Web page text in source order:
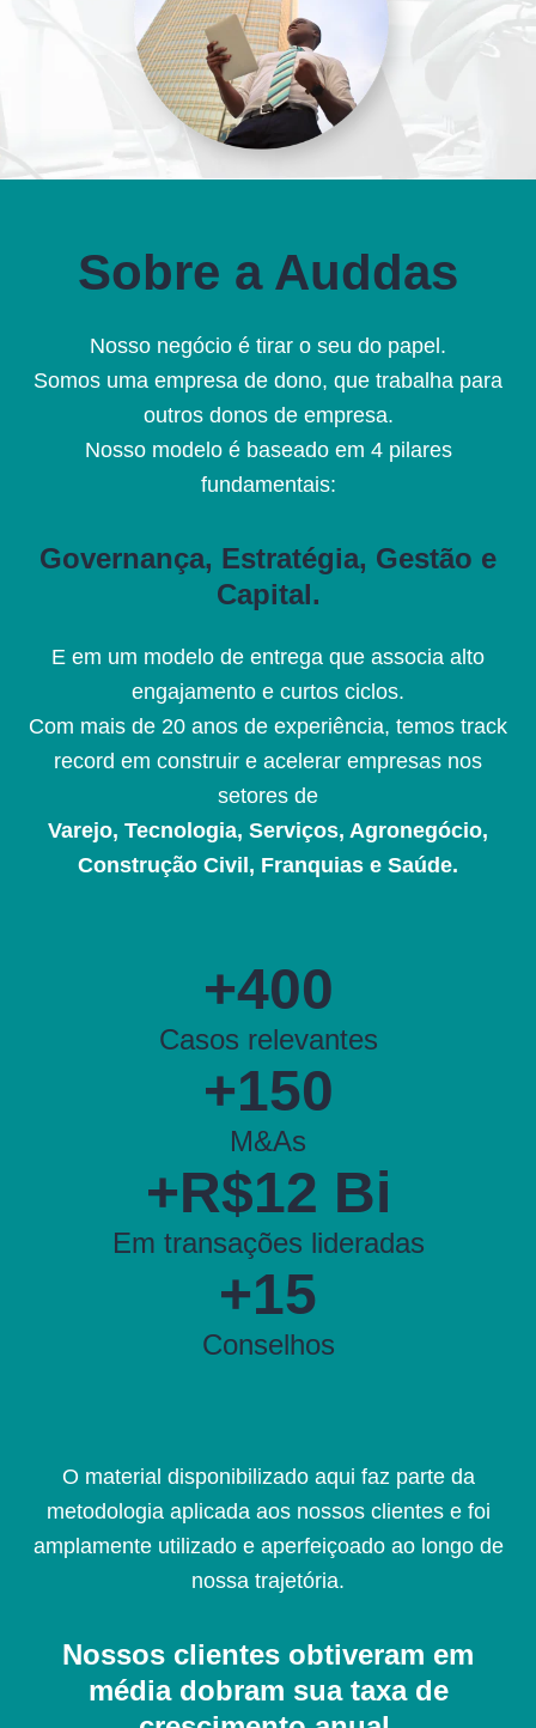
Sobre a Auddas
Nosso negócio é tirar o seu do papel.
Somos uma empresa de dono, que trabalha para
outros donos de empresa.
Nosso modelo é baseado em 4 pilares
fundamentais:
Governança, Estratégia, Gestão e
Capital.
E em um modelo de entrega que associa alto
engajamento e curtos ciclos.
Com mais de 20 anos de experiência, temos track
record em construir e acelerar empresas nos
setores de
Varejo, Tecnologia, Serviços, Agronegócio,
Construção Civil, Franquias e Saúde.
+400
Casos relevantes
+150
M&As
+R$12 Bi
Em transações lideradas
+15
Conselhos
O material disponibilizado aqui faz parte da
metodologia aplicada aos nossos clientes e foi
amplamente utilizado e aperfeiçoado ao longo de
nossa trajetória.
Nossos clientes obtiveram em
média dobram sua taxa de